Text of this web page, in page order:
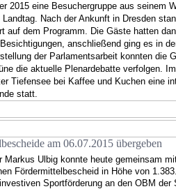
2015 eine Besuchergruppe aus seinem
Nach der Ankunft in Dresden
auf dem Programm. Die Gäste hatten
anschließend ging es in
der Parlamentsarbeit konnten die
die aktuelle Plenardebatte verfolgen.
Tiefensee bei Kaffee und Kuchen eine
statt.
am 06.07.2015 übergeben
Markus Ulbig konnte heute gemeinsam
Fördermittelbescheid in Höhe von
Sportförderungan den OBM der